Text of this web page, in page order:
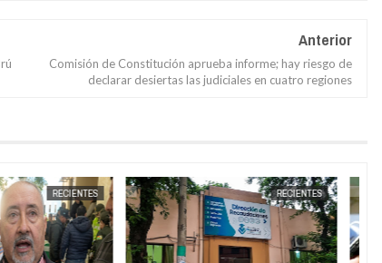
Anterior
Comisión de Constitución aprueba informe; hay riesgo de
declarar desiertas las judiciales en cuatro regiones
MAY 28, 2026 MAY
RECIENTES RECIENTES